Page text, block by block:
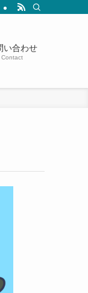
い合わせ
Contact